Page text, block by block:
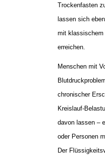
Trockenfasten
lassen sich
mit klassischem
erreichen.
Menschen mit
chronischer
Kreislauf-
davon lassen –
oder Personen
Der